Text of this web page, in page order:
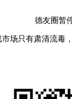
德友圈暂
场只有肃清流毒